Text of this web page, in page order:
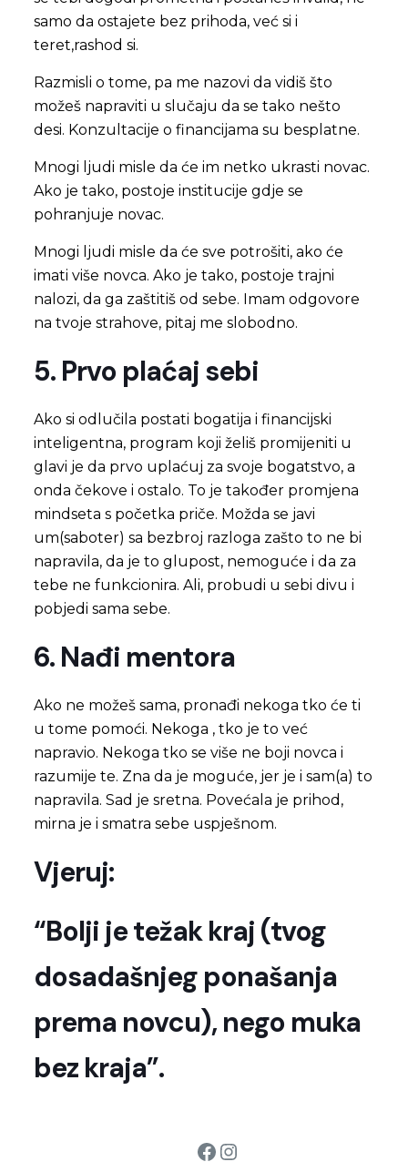
samo da ostajete bez prihoda, već si i
teret,rashod si.
Razmisli o tome, pa me nazovi da vidiš što
možeš napraviti u slučaju da se tako nešto
desi. Konzultacije o financijama su besplatne.
Mnogi ljudi misle da će im netko ukrasti novac.
Ako je tako, postoje institucije gdje se
pohranjuje novac.
Mnogi ljudi misle da će sve potrošiti, ako će
imati više novca. Ako je tako, postoje trajni
nalozi, da ga zaštitiš od sebe. Imam odgovore
na tvoje strahove, pitaj me slobodno.
5. Prvo plaćaj sebi
Ako si odlučila postati bogatija i financijski
inteligentna, program koji želiš promijeniti u
glavi je da prvo uplaćuj za svoje bogatstvo, a
onda čekove i ostalo. To je također promjena
mindseta s početka priče. Možda se javi
um(saboter) sa bezbroj razloga zašto to ne bi
napravila, da je to glupost, nemoguće i da za
tebe ne funkcionira. Ali, probudi u sebi divu i
pobjedi sama sebe.
6. Nađi mentora
Ako ne možeš sama, pronađi nekoga tko će ti
u tome pomoći. Nekoga , tko je to već
napravio. Nekoga tko se više ne boji novca i
razumije te. Zna da je moguće, jer je i sam(a) to
napravila. Sad je sretna. Povećala je prihod,
mirna je i smatra sebe uspješnom.
Vjeruj:
“Bolji je težak kraj (tvog
dosadašnjeg ponašanja
prema novcu), nego muka
bez kraja”.
Facebook
Instagram